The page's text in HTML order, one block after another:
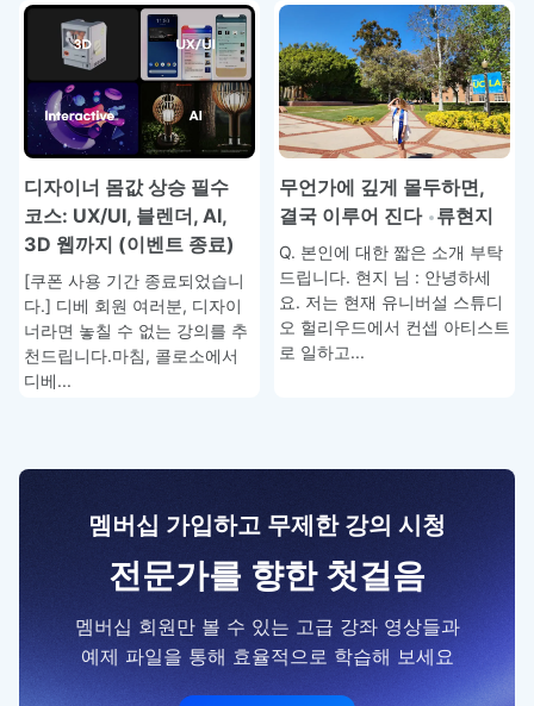
디자이너 몸값 상승 필수
코스: UX/UI, 블렌더, AI,
3D 웹까지 (이벤트 종료)
[쿠폰 사용 기간 종료되었습니
다.] 디베 회원 여러분, 디자이
너라면 놓칠 수 없는 강의를 추
천드립니다.마침, 콜로소에서
디베...
무언가에 깊게 몰두하면,
결국 이루어 진다 류현지
Q. 본인에 대한 짧은 소개 부탁
드립니다. 현지 님 : 안녕하세
요. 저는 현재 유니버설 스튜디
오 헐리우드에서 컨셉 아티스트
로 일하고...
멤버십 가입하고 무제한 강의 시청
전문가를 향한 첫걸음
멤버십 회원만 볼 수 있는 고급 강좌 영상들과
예제 파일을 통해 효율적으로 학습해 보세요